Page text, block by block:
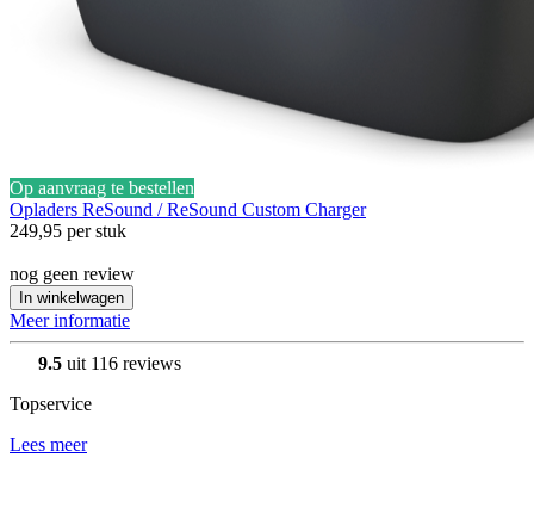
Op aanvraag te bestellen
Opladers ReSound / ReSound Custom Charger
249,95 per stuk
nog geen review
In winkelwagen
Meer informatie
9.5 uit 116 reviews
Topservice
Lees meer